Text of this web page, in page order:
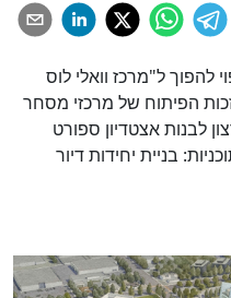
להפוך ל"מרכז וואלי לוס
הפיתוח של מרכזי מסחר
לבנות אצטדיון ספורט
בניית יחידות דיור